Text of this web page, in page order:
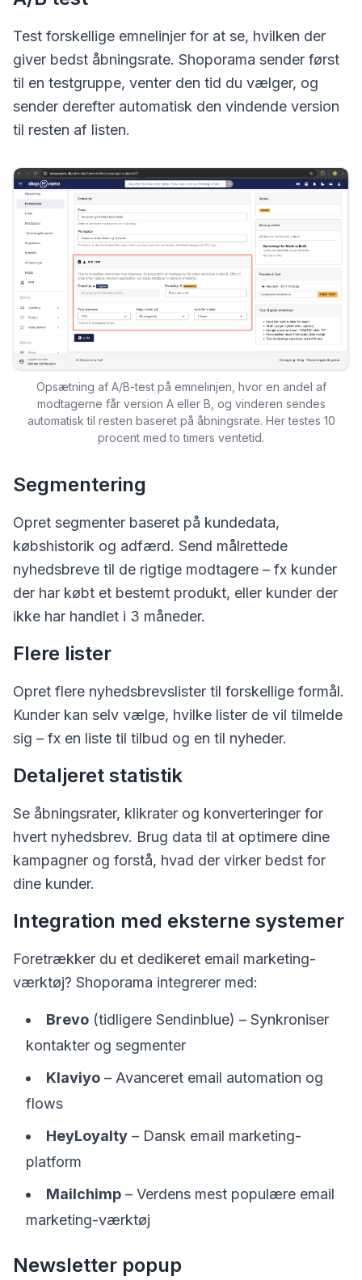
Test forskellige emnelinjer for at se, hvilken der
giver bedst åbningsrate. Shoporama sender først
til en testgruppe, venter den tid du vælger, og
sender derefter automatisk den vindende version
til resten af listen.
Opsætning af A/B-test på emnelinjen, hvor en andel af
modtagerne får version A eller B, og vinderen sendes
automatisk til resten baseret på åbningsrate. Her testes 10
procent med to timers ventetid.
Segmentering
Opret segmenter baseret på kundedata,
købshistorik og adfærd. Send målrettede
nyhedsbreve til de rigtige modtagere – fx kunder
der har købt et bestemt produkt, eller kunder der
ikke har handlet i 3 måneder.
Flere lister
Opret flere nyhedsbrevslister til forskellige formål.
Kunder kan selv vælge, hvilke lister de vil tilmelde
sig – fx en liste til tilbud og en til nyheder.
Detaljeret statistik
Se åbningsrater, klikrater og konverteringer for
hvert nyhedsbrev. Brug data til at optimere dine
kampagner og forstå, hvad der virker bedst for
dine kunder.
Integration med eksterne systemer
Foretrækker du et dedikeret email marketing-
værktøj? Shoporama integrerer med:
Brevo (tidligere Sendinblue) – Synkroniser
kontakter og segmenter
Klaviyo – Avanceret email automation og
flows
HeyLoyalty – Dansk email marketing-
platform
Mailchimp – Verdens mest populære email
marketing-værktøj
Newsletter popup